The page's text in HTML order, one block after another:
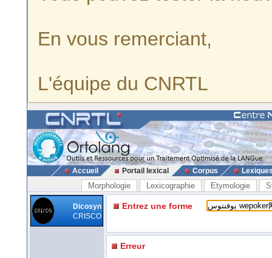
En vous remerciant,
L'équipe du CNRTL
Accueil Portail lexical Corpus
Morphologie Lexicographie Etymologie
Dicosyn
CRISCO
Entrez une forme
Erreur